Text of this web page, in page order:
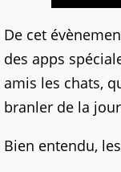
De cet
des apps
amis les chats,
branler de la
Bien entendu,